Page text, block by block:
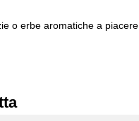
o erbe aromatiche a piacere.